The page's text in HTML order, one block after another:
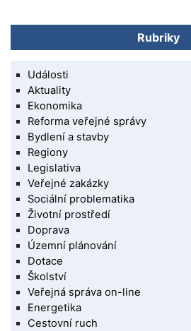
Rubriky
Události
Aktuality
Ekonomika
Reforma veřejné správy
Bydlení a stavby
Regiony
Legislativa
Veřejné zakázky
Sociální problematika
Životní prostředí
Doprava
Územní plánování
Dotace
Školství
Veřejná správa on-line
Energetika
Cestovní ruch